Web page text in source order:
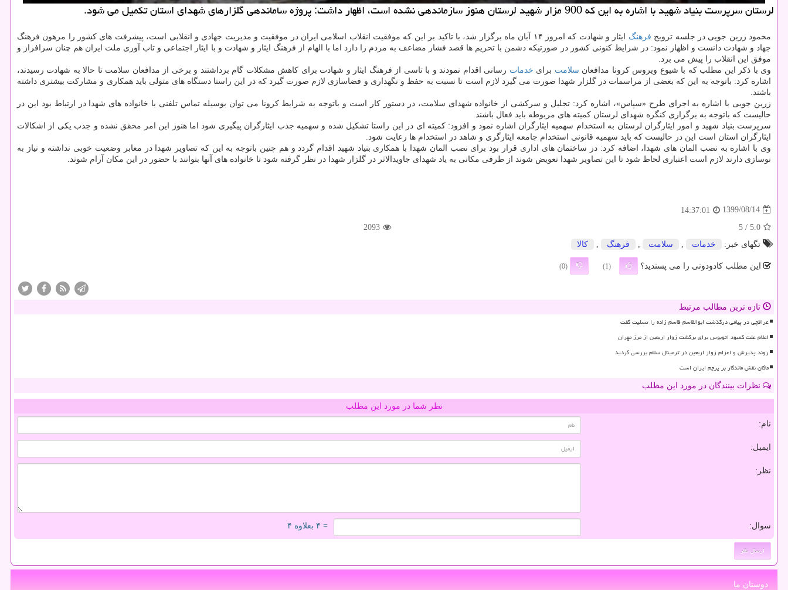
لرستان سرپرست بنیاد شهید با اشاره به این كه 900 مزار شهید لرستان هنوز سازماندهی نشده است، اظهار داشت: پروژه ساماندهی گلزارهای شهدای استان تكمیل می شود.
محمود زرین جویی در جلسه ترویج فرهنگ
ایثار و شهادت که امروز ۱۴ آبان ماه برگزار شد، با تاکید بر این که موفقیت انقلاب اسلامی ایران در موفقیت و مدیریت جهادی و انقلابی است، پیشرفت های کشور را مرهون فرهنگ
جهاد و شهادت دانست و اظهار نمود: در شرایط کنونی کشور در صورتیکه دشمن با تحریم ها قصد فشار مضاعف به مردم را دارد اما با الهام از فرهنگ ایثار و شهادت و با ایثار اجتماعی و تاب آوری ملت ایران هم چنان سرافراز و
موفق این انقلاب را پیش می برد.
وی با ذکر این مطلب که با شیوع ویروس کرونا مدافعان سلامت برای خدمات رسانی اقدام نمودند و با تاسی از فرهنگ ایثار و شهادت برای کاهش مشکلات گام برداشتند و برخی از مدافعان سلامت تا حالا به شهادت رسیدند،
اشاره کرد: باتوجه به این که بعضی از مراسمات در گلزار شهدا صورت می گیرد لازم است تا نسبت به حفظ و نگهداری و فضاسازی لازم صورت گیرد که در این راستا دستگاه های متولی باید همکاری و مشارکت بیشتری داشته
باشند.
زرین جویی با اشاره به اجرای طرح «سپاس»، اشاره کرد: تجلیل و سرکشی از خانواده شهدای سلامت، در دستور کار است و باتوجه به شرایط کرونا می توان بوسیله تماس تلفنی با خانواده های شهدا در ارتباط بود این در
حالیست که باتوجه به برگزاری کنگره شهدای لرستان کمیته های مربوطه باید فعال باشند.
سرپرست بنیاد شهید و امور ایثارگران لرستان به استخدام سهمیه ایثارگران اشاره نمود و افزود: کمیته ای در این راستا تشکیل شده و سهمیه جذب ایثارگران پیگیری شود اما هنوز این امر محقق نشده و جذب یکی از اشکالات
ایثارگران استان است این در حالیست که باید سهمیه قانونی استخدام جامعه ایثارگری و شاهد در استخدام ها رعایت شود.
وی با اشاره به نصب المان های شهدا، اضافه کرد: در ساختمان های اداری قرار بود برای نصب المان شهدا با همکاری بنیاد شهید اقدام گردد و هم چنین باتوجه به این که تصاویر شهدا در معابر وضعیت خوبی نداشته و نیاز به
نوسازی دارند لازم است اعتباری لحاظ شود تا این تصاویر شهدا تعویض شوند از طرفی مکانی به یاد شهدای جاویدالاثر در گلزار شهدا در نظر گرفته شود تا خانواده های آنها بتوانند با حضور در این مکان آرام شوند.
1399/08/14
14:37:01
5.0
/ 5
2093
تگهای خبر:
خدمات , سلامت , فرهنگ , كالا
این مطلب کادودونی را می پسندید؟ (1)
(0)
تازه ترین مطالب مرتبط
عراقچی در پیامی درگذشت ابوالقاسم قاسم زاده را تسلیت گفت
اعلام علت کمبود اتوبوس برای برگشت زوار اربعین از مرز مهران
روند پذیرش و اعزام زوار اربعین در ترمینال سلام بررسی گردید
ماکان نقش ماندگار بر پرچم ایران است
نظرات بینندگان در مورد این مطلب
نظر شما در مورد این مطلب
نام:
ایمیل:
نظر:
سوال: = ۴ بعلاوه ۴
دوستان ما